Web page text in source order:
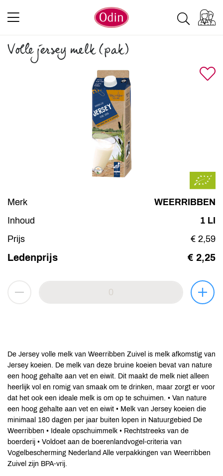
Volle jersey melk (pak)
Merk
WEERRIBBEN
Inhoud
1 LI
Prijs
€ 2,59
Ledenprijs € 2,25
De Jersey volle melk van Weerribben Zuivel is melk afkomstig van
Jersey koeien. De melk van deze bruine koeien bevat van nature
een hoog gehalte aan vet en eiwit. Dit maakt de melk niet alleen
heerlijk vol en romig van smaak om te drinken, maar zorgt er voor
dat het ook een ideale melk is om op te schuimen. • Van nature
een hoog gehalte aan vet en eiwit • Melk van Jersey koeien die
minimaal 180 dagen per jaar buiten lopen in Natuurgebied De
Weerribben • Ideale opschuimmelk • Rechtstreeks van de
boerderij • Voldoet aan de boerenlandvogel-criteria van
Vogelbescherming Nederland Alle verpakkingen van Weerribben
Zuivel zijn BPA-vrij.